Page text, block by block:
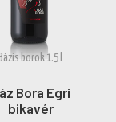
Bázis borok 1.5 l
Bora Egri
bikavér